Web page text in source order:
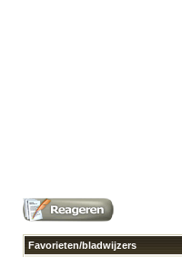
Favorieten/bladwijzers